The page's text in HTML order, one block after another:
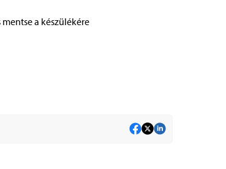
a készülékére